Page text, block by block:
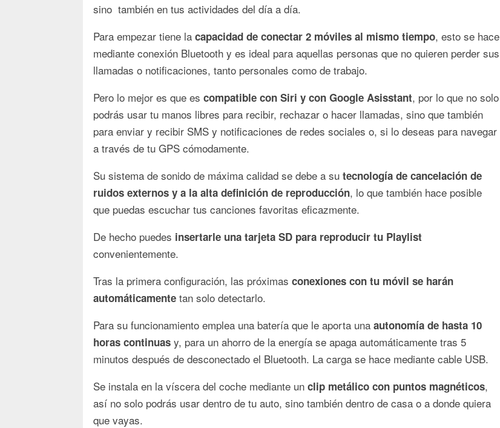
sino también en tus actividades del día a día.
Para empezar tiene la capacidad de conectar 2 móviles al mismo tiempo, esto se hace
mediante conexión Bluetooth y es ideal para aquellas personas que no quieren perder sus
llamadas o notificaciones, tanto personales como de trabajo.
Pero lo mejor es que es compatible con Siri y con Google Asisstant, por lo que no solo
podrás usar tu manos libres para recibir, rechazar o hacer llamadas, sino que también
para enviar y recibir SMS y notificaciones de redes sociales o, si lo deseas para navegar
a través de tu GPS cómodamente.
Su sistema de sonido de máxima calidad se debe a su tecnología de cancelación de
ruidos externos y a la alta definición de reproducción, lo que también hace posible
que puedas escuchar tus canciones favoritas eficazmente.
De hecho puedes insertarle una tarjeta SD para reproducir tu Playlist
convenientemente.
Tras la primera configuración, las próximas conexiones con tu móvil se harán
automáticamente tan solo detectarlo.
Para su funcionamiento emplea una batería que le aporta una autonomía de hasta 10
horas continuas y, para un ahorro de la energía se apaga automáticamente tras 5
minutos después de desconectado el Bluetooth. La carga se hace mediante cable USB.
Se instala en la víscera del coche mediante un clip metálico con puntos magnéticos,
así no solo podrás usar dentro de tu auto, sino también dentro de casa o a donde quiera
que vayas.